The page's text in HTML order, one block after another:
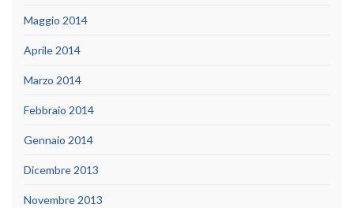
Maggio 2014
Aprile 2014
Marzo 2014
Febbraio 2014
Gennaio 2014
Dicembre 2013
Novembre 2013